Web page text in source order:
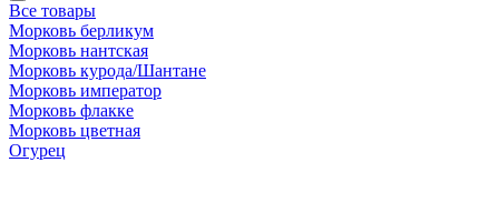
Все товары
Морковь берликум
Морковь нантская
Морковь курода/Шантане
Морковь император
Морковь флакке
Морковь цветная
Огурец